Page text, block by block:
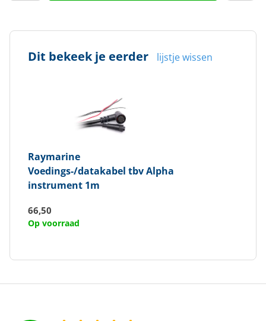
Dit bekeek je eerder lijstje wissen
Raymarine
Voedings-/datakabel tbv Alpha
instrument 1m
66,50
Op voorraad